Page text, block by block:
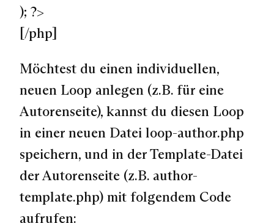
); ?>
[/php]
Möchtest du einen individuellen,
neuen Loop anlegen (z.B. für eine
Autorenseite), kannst du diesen Loop
in einer neuen Datei loop-author.php
speichern, und in der Template-Datei
der Autorenseite (z.B. author-
template.php) mit folgendem Code
aufrufen: